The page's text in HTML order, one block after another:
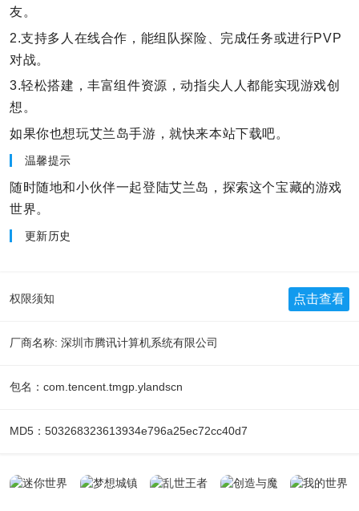
友。
2.支持多人在线合作，能组队探险、完成任务或进行PVP
对战。
3.轻松搭建，丰富组件资源，动指尖人人都能实现游戏创
想。
如果你也想玩艾兰岛手游，就快来本站下载吧。
温馨提示
随时随地和小伙伴一起登陆艾兰岛，探索这个宝藏的游戏
世界。
更新历史
权限须知 点击查看
厂商名称: 深圳市腾讯计算机系统有限公司
包名：com.tencent.tmgp.ylandscn
MD5：503268323613934e796a25ec72cc40d7